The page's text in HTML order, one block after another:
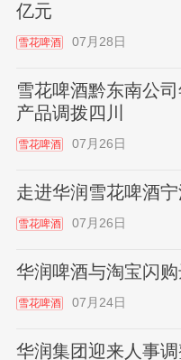
亿元
雪花啤酒 07月28日
雪花啤酒黔东南公
产品调拨四川
雪花啤酒 07月26日
走进华润雪花啤酒宁
雪花啤酒 07月26日
华润啤酒与淘宝闪
雪花啤酒 07月24日
华润集团迎来人事